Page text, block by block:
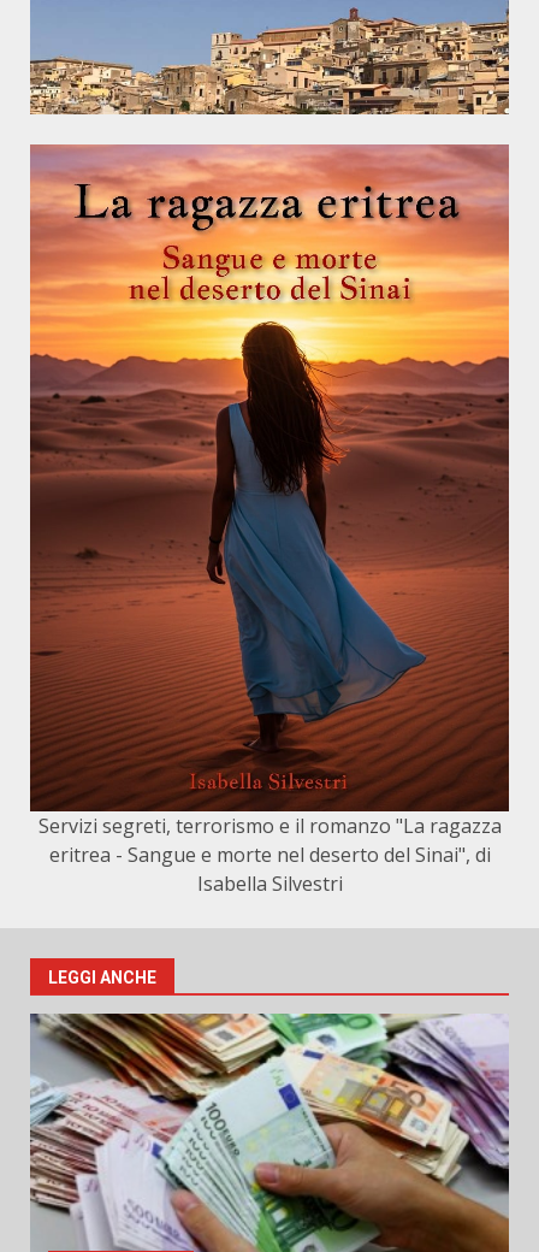
Servizi segreti, terrorismo e il romanzo "La ragazza
eritrea - Sangue e morte nel deserto del Sinai", di
Isabella Silvestri
LEGGI ANCHE